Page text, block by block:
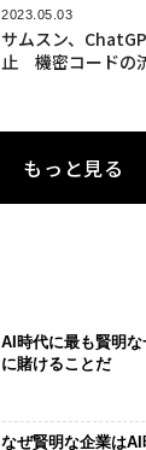
2023.05.03
サムスン、
止 機密コードの
もっと見る
AI時代に最も賢明
に賭けることだ
なぜ賢明な企業は